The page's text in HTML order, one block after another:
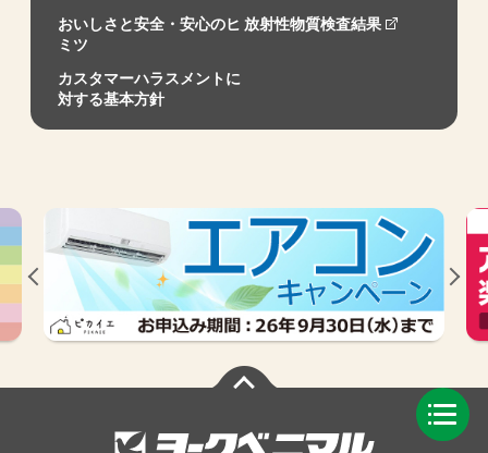
おいしさと安全・安心のヒ
ミツ
放射性物質検査結果
カスタマーハラスメントに
対する基本方針